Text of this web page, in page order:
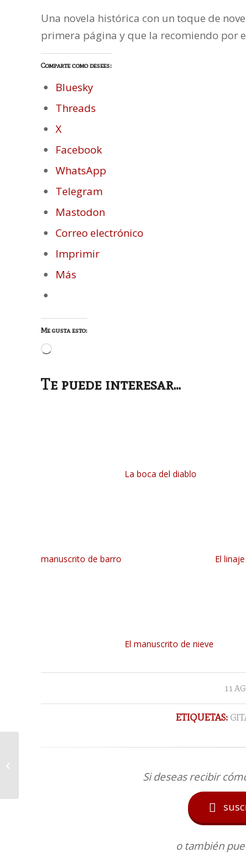
Una novela histórica con un toque de
primera página y que la recomiendo por
Comparte como desees:
Bluesky
Threads
X
Facebook
WhatsApp
Telegram
Mastodon
Correo electrónico
Imprimir
Más
Me gusta esto:
Cargando...
Te puede interesar...
La boca del diablo
manuscrito de barro El
El manuscrito de nieve
11
ETIQUETAS:
Si deseas recibir

o también